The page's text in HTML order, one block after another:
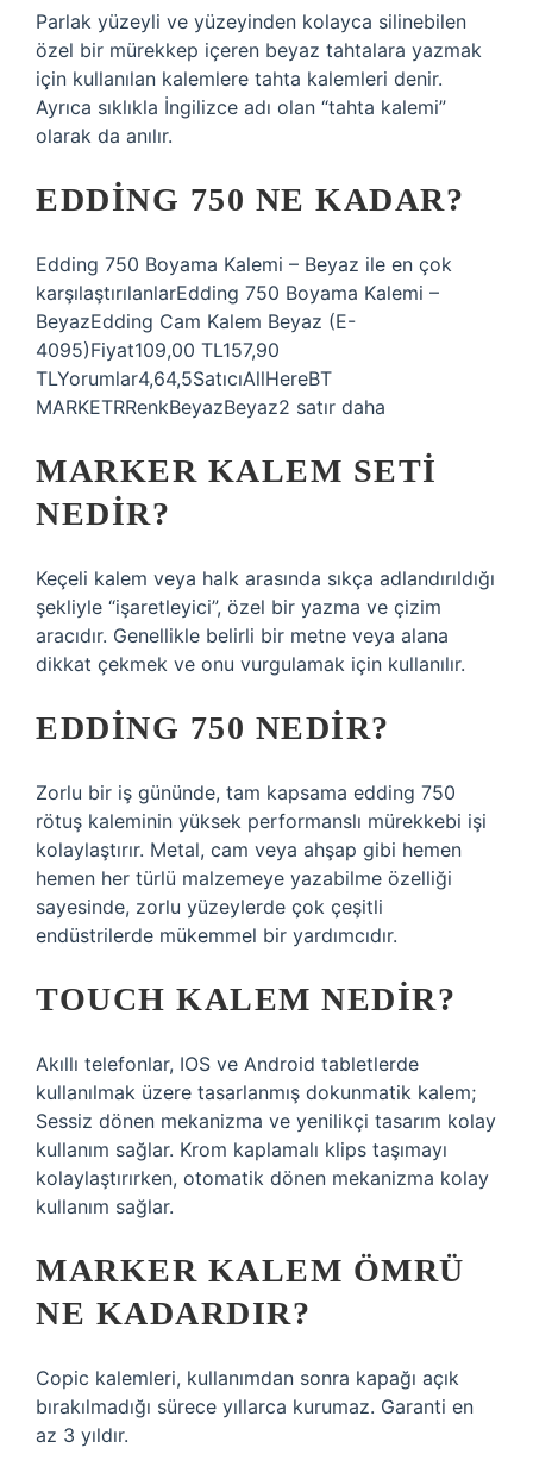
Parlak yüzeyli ve yüzeyinden kolayca silinebilen
özel bir mürekkep içeren beyaz tahtalara yazmak
için kullanılan kalemlere tahta kalemleri denir.
Ayrıca sıklıkla İngilizce adı olan “tahta kalemi”
olarak da anılır.
EDDING 750 NE KADAR?
Edding 750 Boyama Kalemi – Beyaz ile en çok
karşılaştırılanlarEdding 750 Boyama Kalemi –
BeyazEdding Cam Kalem Beyaz (E-
4095)Fiyat109,00 TL157,90
TLYorumlar4,64,5SatıcıAllHereBT
MARKETRRenkBeyazBeyaz2 satır daha
MARKER KALEM SETI
NEDIR?
Keçeli kalem veya halk arasında sıkça adlandırıldığı
şekliyle “işaretleyici”, özel bir yazma ve çizim
aracıdır. Genellikle belirli bir metne veya alana
dikkat çekmek ve onu vurgulamak için kullanılır.
EDDING 750 NEDIR?
Zorlu bir iş gününde, tam kapsama edding 750
rötuş kaleminin yüksek performanslı mürekkebi işi
kolaylaştırır. Metal, cam veya ahşap gibi hemen
hemen her türlü malzemeye yazabilme özelliği
sayesinde, zorlu yüzeylerde çok çeşitli
endüstrilerde mükemmel bir yardımcıdır.
TOUCH KALEM NEDIR?
Akıllı telefonlar, IOS ve Android tabletlerde
kullanılmak üzere tasarlanmış dokunmatik kalem;
Sessiz dönen mekanizma ve yenilikçi tasarım kolay
kullanım sağlar. Krom kaplamalı klips taşımayı
kolaylaştırırken, otomatik dönen mekanizma kolay
kullanım sağlar.
MARKER KALEM ÖMRÜ
NE KADARDIR?
Copic kalemleri, kullanımdan sonra kapağı açık
bırakılmadığı sürece yıllarca kurumaz. Garanti en
az 3 yıldır.